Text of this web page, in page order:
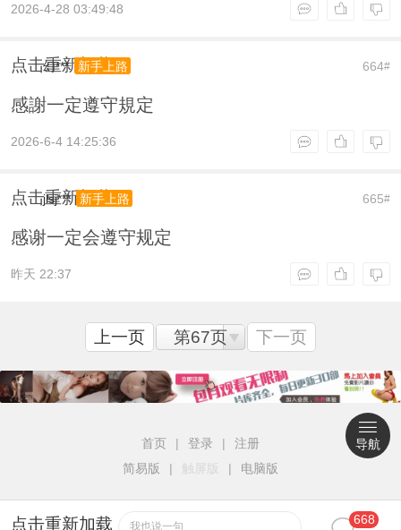
2026-4-28 03:49:48
点击重新加载 664#
幻*** 新手上路
感謝一定遵守規定
2026-6-4 14:25:36
点击重新加载 665#
jlsj*** 新手上路
感谢一定会遵守规定
昨天 22:37
点击重新加载 我也说一句
668
上一页 第67页 下一页
首页 | 登录 |
注册
简易版
| 触屏版 | 电脑版
导航